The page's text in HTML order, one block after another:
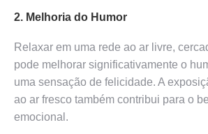
2. Melhoria do Humor
Relaxar em uma rede ao ar livre,
pode melhorar significativamente o
uma sensação de felicidade. A
ao ar fresco também contribui para o
emocional.